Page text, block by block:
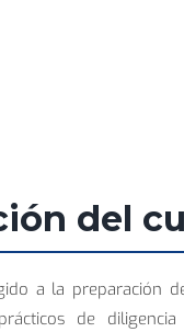
del
a la preparación
de